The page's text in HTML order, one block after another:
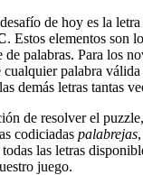
de hoy es la letra
. Estos elementos son
palabras. Para los
cualquier palabra
demás letras tantas
de resolver el
codiciadas palabrejas
las letras
juego.